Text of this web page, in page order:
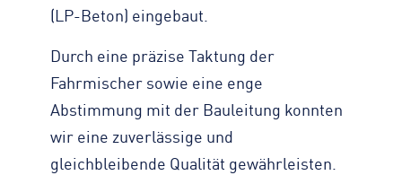
(LP-Beton) eingebaut.
Durch eine präzise Taktung der
Fahrmischer sowie eine enge
Abstimmung mit der Bauleitung konnten
wir eine zuverlässige und
gleichbleibende Qualität gewährleisten.